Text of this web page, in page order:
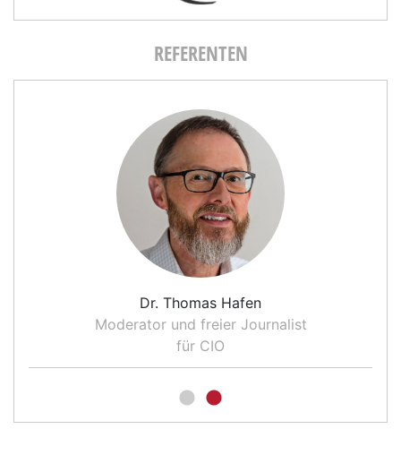
REFERENTEN
Dr. Thomas Hafen
und freier Journalist
Director